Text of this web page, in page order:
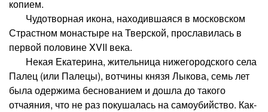
копием.
Чудотворная икона, находившаяся в московском
Страстном монастыре на Тверской, прославилась в
первой половине XVII века.
Некая Екатерина, жительница нижегородского села
Палец (или Палецы), вотчины князя Лыкова, семь лет
была одержима беснованием и дошла до такого
отчаяния, что не раз покушалась на самоубийство. Как-